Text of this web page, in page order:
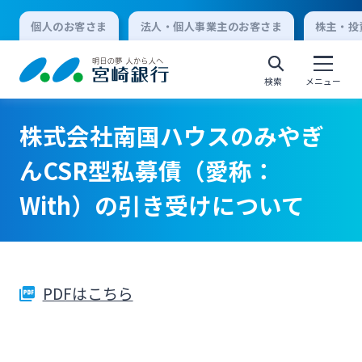
個人のお客さま 法人・個人事業主のお客さま 株主・
検索 メニュー
個人向けインターネットバンキング
ログオン
株式会社南国ハウスのみやぎ
んCSR型私募債（愛称：
With）の引き受けについて
PDFはこちら